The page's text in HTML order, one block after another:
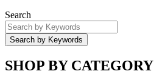
Search
SHOP BY CATEGORY